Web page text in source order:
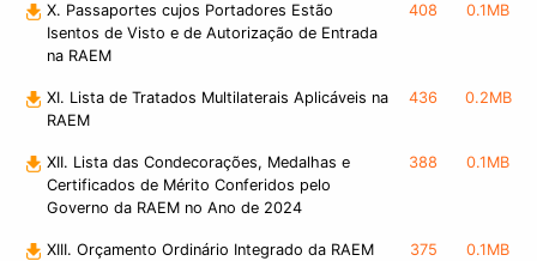
X. Passaportes cujos Portadores Estão
Isentos de Visto e de Autorização de Entrada
na RAEM
408 0.1MB
XI. Lista de Tratados Multilaterais Aplicáveis na
RAEM
436 0.2MB
XII. Lista das Condecorações, Medalhas e
Certificados de Mérito Conferidos pelo
Governo da RAEM no Ano de 2024
388 0.1MB
XIII. Orçamento Ordinário Integrado da RAEM
375 0.1MB